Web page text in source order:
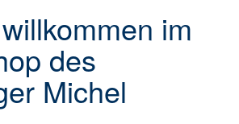
Cookies
im
des
Michel